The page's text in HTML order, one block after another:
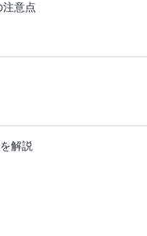
意点
解説